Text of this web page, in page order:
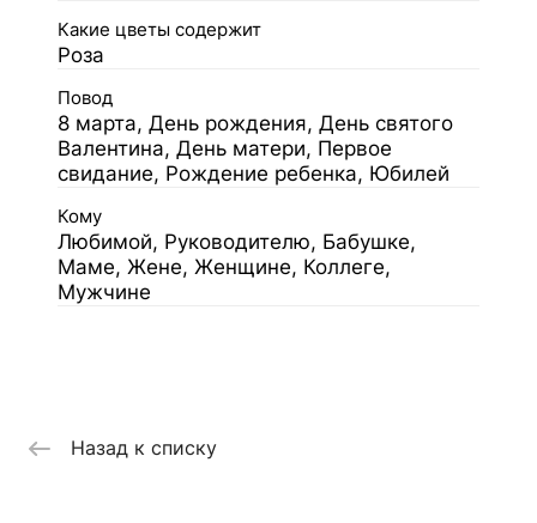
Какие цветы содержит
Роза
Повод
8 марта, День рождения, День святого
Валентина, День матери, Первое
свидание, Рождение ребенка, Юбилей
Кому
Любимой, Руководителю, Бабушке,
Маме, Жене, Женщине, Коллеге,
Мужчине
Назад к списку